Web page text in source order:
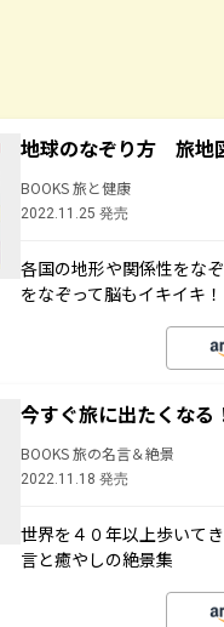
地球のなぞり方 旅
BOOKS 旅と健康
2022.11.25 発売
各国の地形や関係性をな
をなぞって脳もイキイキ！
今すぐ旅に出たくなる
BOOKS 旅の名言＆絶景
2022.11.18 発売
世界を４０年以上歩いて
言と癒やしの絶景集